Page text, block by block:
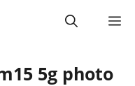
5g photo